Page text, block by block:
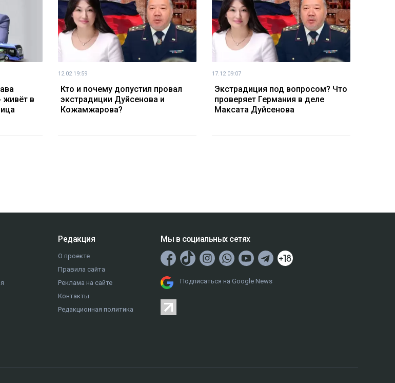
живёт в
12.02 19:59
Кто и почему допустил провал
экстрадиции Дуйсенова и
Кожамжарова?
17.12 09:07
Экстрадиция под вопросом? Что
проверяет Германия в деле
Максата Дуйсенова
Редакция
О проекте
Правила сайта
Реклама на сайте
Контакты
Редакционная политика
Мы в социальных сетях
Подписаться на Google News